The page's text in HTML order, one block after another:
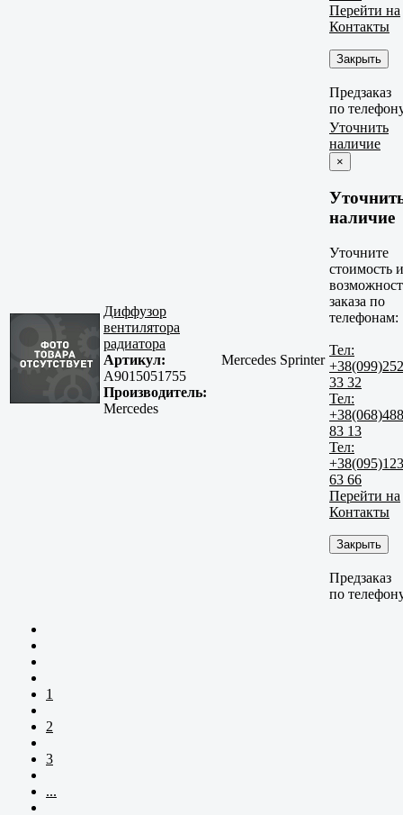
Перейти на
Контакты
Закрыть
Предзаказ
по
Диффузор
вентилятора
радиатора
Артикул:
A9015051755
Производитель:
Mercedes
Mercedes Sprinter
Уточнить
наличие
×
наличие
Уточните
стоимость и
заказа по
телефонам:
Тел:
+38(099)252
33 32
Тел:
+38(068)488
83 13
Тел:
+38(095)123
63 66
Перейти на
Контакты
Закрыть
Предзаказ
по
1
2
3
...